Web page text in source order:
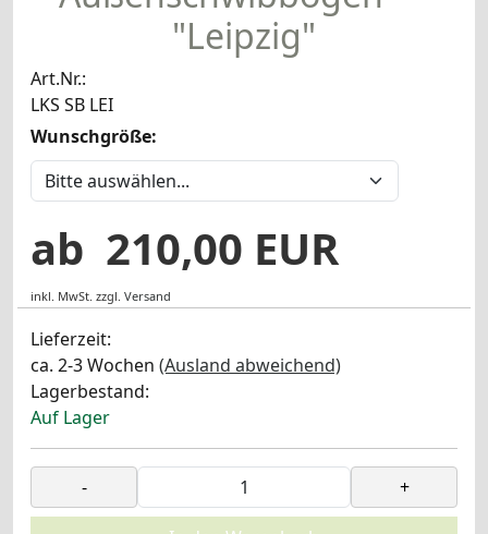
"Leipzig"
Art.Nr.:
LKS SB LEI
Wunschgröße:
ab 210,00 EUR
inkl. MwSt. zzgl. Versand
Lieferzeit:
ca. 2-3 Wochen (Ausland abweichend)
Lagerbestand:
Auf Lager
- +